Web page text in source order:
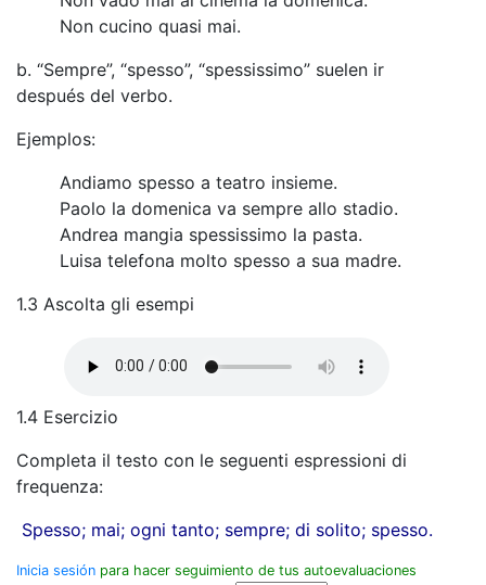
Non cucino quasi mai.
b. “Sempre”, “spesso”, “spessissimo” suelen ir
después del verbo.
Ejemplos:
Andiamo spesso a teatro insieme.
Paolo la domenica va sempre allo stadio.
Andrea mangia spessissimo la pasta.
Luisa telefona molto spesso a sua madre.
1.3 Ascolta gli esempi
1.4 Esercizio
Completa il testo con le seguenti espressioni di
frequenza:
Spesso; mai; ogni tanto; sempre; di solito; spesso.
Inicia sesión para hacer seguimiento de tus autoevaluaciones